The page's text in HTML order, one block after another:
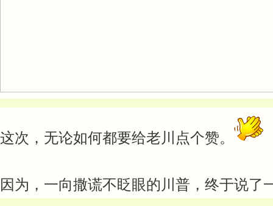
这次，无论如何都要给老川点个赞。
因为，一向撒谎不眨眼的川普，终于说了